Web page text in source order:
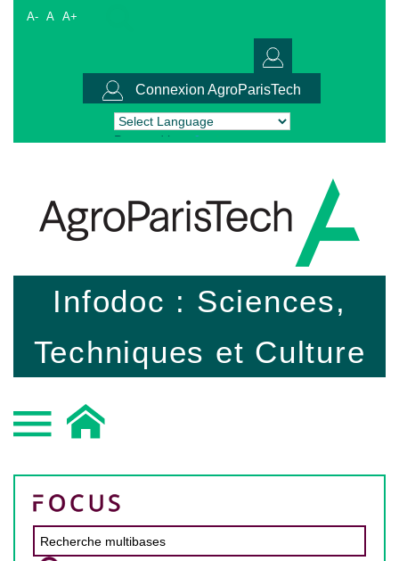
A- A A+
Connexion AgroParisTech
Powered by Translate
Infodoc : Sciences,
Techniques et Culture